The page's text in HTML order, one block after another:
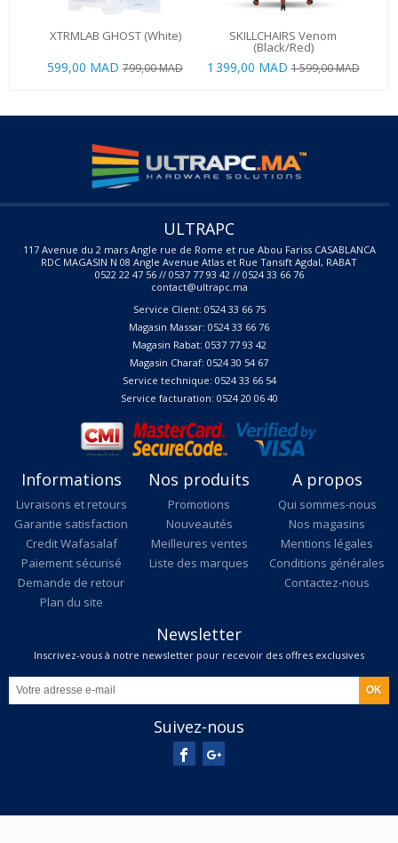
XTRMLAB GHOST (White)
599,00 MAD 799,00 MAD
SKILLCHAIRS Venom
(Black/Red)
1 399,00 MAD 1 599,00 MAD
ULTRAPC
117 Avenue du 2 mars Angle rue de Rome et rue Abou Fariss CASABLANCA
RDC MAGASIN N 08 Angle Avenue Atlas et Rue Tansift Agdal, RABAT
0522 22 47 56 // 0537 77 93 42 // 0524 33 66 76
contact@ultrapc.ma
Service Client: 0524 33 66 75
Magasin Massar: 0524 33 66 76
Magasin Rabat: 0537 77 93 42
Magasin Charaf: 0524 30 54 67
Service technique: 0524 33 66 54
Service facturation: 0524 20 06 40
Informations
Livraisons et retours
Garantie satisfaction
Credit Wafasalaf
Paiement sécurisé
Demande de retour
Plan du site
Nos produits
Promotions
Nouveautés
Meilleures ventes
Liste des marques
A propos
Qui sommes-nous
Nos magasins
Mentions légales
Conditions générales
Contactez-nous
Newsletter
Inscrivez-vous à notre newsletter pour recevoir des offres exclusives
Suivez-nous